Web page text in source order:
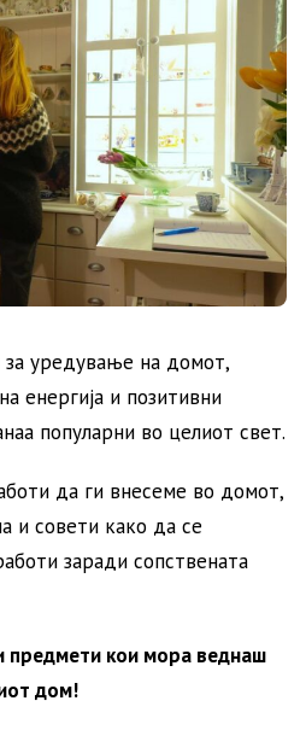
уредување на домот,
енергија и позитивни
популарни во целиот свет.
да ги внесеме во домот,
и совети како да се
заради сопствената
предмети кои мора веднаш
дом!